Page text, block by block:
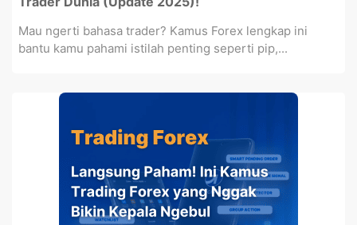
Mau ngerti bahasa trader? Kamus Forex lengkap ini
bantu kamu pahami istilah penting seperti pip,...